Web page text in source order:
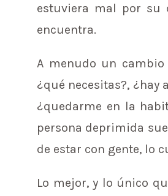
estuviera mal por su
encuentra.
A menudo un
¿qué necesitas?,
¿quedarme en la
persona deprimida
de estar con gente, lo
Lo mejor, y lo único